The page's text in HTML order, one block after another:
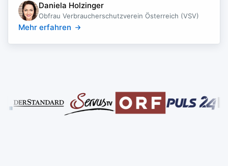
Daniela Holzinger
Obfrau Verbraucherschutzverein Österreich (VSV)
Mehr erfahren